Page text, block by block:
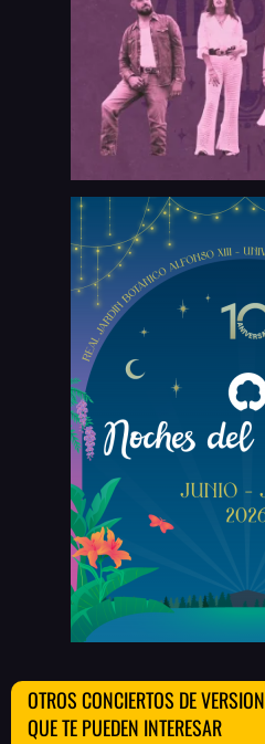
OTROS CONCIERTOS DE
QUE TE PUEDEN INTERESAR